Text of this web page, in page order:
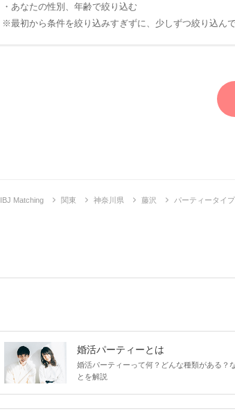
・あなたの性別、年齢で絞り込む
※最初から条件を絞り込みすぎずに、少しずつ絞り込ん
IBJ Matching 関東 神奈川県 藤沢 パーティータイ
婚活パーティーとは
婚活パーティーって何？どんな種類がある？
とを解説